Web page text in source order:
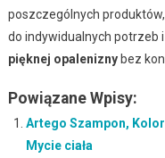
poszczególnych
do indywidualnych potrzeb
pięknej opaleniznybez
Powiązane Wpisy:
Artego Szampon,
Mycie ciała